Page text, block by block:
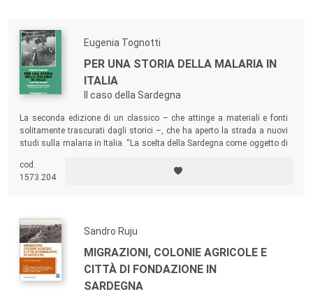
Eugenia Tognotti
PER UNA STORIA DELLA MALARIA IN
ITALIA
Il caso della Sardegna
La seconda edizione di un classico – che attinge a materiali e fonti
solitamente trascurati dagli storici –, che ha aperto la strada a nuovi
studi sulla malaria in Italia. “La scelta della Sardegna come oggetto di
regione d’Italia che ha portato il più pesante fardello di sofferenza
provocata dalla malattia”.
cod.
1573.204
Sandro Ruju
MIGRAZIONI, COLONIE AGRICOLE E
CITTÀ DI FONDAZIONE IN
SARDEGNA